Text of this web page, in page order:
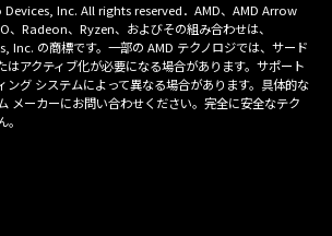
Inc. All rights reserved．AMD、AMD Arrow
、Radeon、Ryzen、およびその組み合わせは、
の商標です。一部の AMD テクノロジでは、サード
はアクティブ化が必要になる場合があります。サポート
ング システムによって異なる場合があります。具体的な
メーカーにお問い合わせください。完全に安全なテク